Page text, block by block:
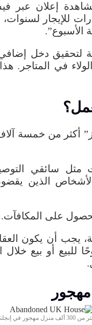
إعلان عبر
للإيجار لسنوات،
الأسبوع”.
لتحقيق دخل
الولاء في المتاجر . هذا
؟
” أكثر من خمسة
مثل سائقي
الأشخاص الذين
على المكافآت.
، يجب أن يكون
للبيع أو بيع خلال
.
مهجور
مهجور في إنجلترا.